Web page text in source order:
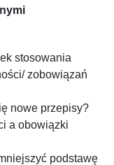
stosowania
zobowiązań
nowe przepisy?
a obowiązki
podstawę